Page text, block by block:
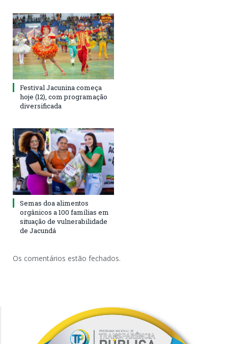
Festival Jacunina começa
hoje (12), com programação
diversificada
Semas doa alimentos
orgânicos a 100 famílias em
situação de vulnerabilidade
de Jacundá
Os comentários estão fechados.